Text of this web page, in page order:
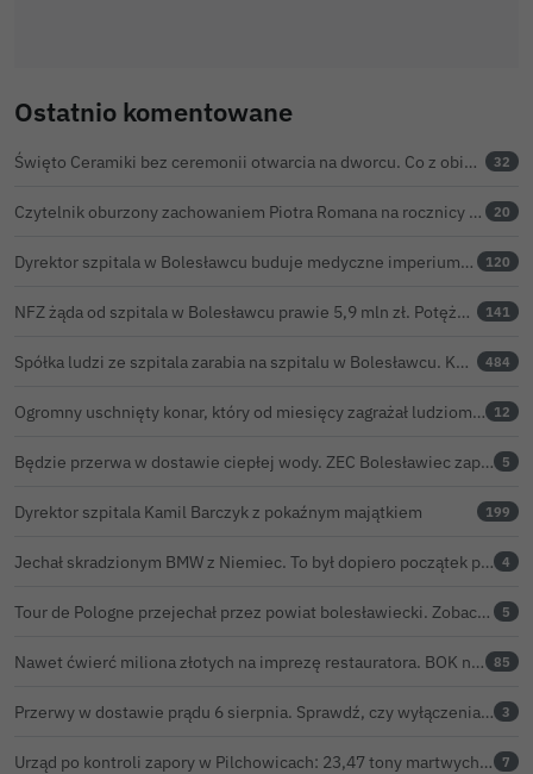
Ostatnio komentowane
Święto Ceramiki bez ceremonii otwarcia na dworcu. Co z obietnicą prezydenta Bolesławca? 32
Czytelnik oburzony zachowaniem Piotra Romana na rocznicy prezydentury Karola Nawrockiego. Obejrzeliśmy nagranie 20
Dyrektor szpitala w Bolesławcu buduje medyczne imperium. „Gazeta Wyborcza” opisuje jego działalność w całej Polsce 120
NFZ żąda od szpitala w Bolesławcu prawie 5,9 mln zł. Potężny cios po kontroli rozliczeń 141
Spółka ludzi ze szpitala zarabia na szpitalu w Bolesławcu. Kwoty pozostają tajne 484
Ogromny uschnięty konar, który od miesięcy zagrażał ludziom w Bolesławcu, wycięty 12
Będzie przerwa w dostawie ciepłej wody. ZEC Bolesławiec zapowiada prace remontowe 5
Dyrektor szpitala Kamil Barczyk z pokaźnym majątkiem 199
Jechał skradzionym BMW z Niemiec. To był dopiero początek problemów 33-latka 4
Tour de Pologne przejechał przez powiat bolesławiecki. Zobacz wideo z Zebrzydowej 5
Nawet ćwierć miliona złotych na imprezę restauratora. BOK nie chce ujawnić kosztów przed Świętem Ceramiki 85
Przerwy w dostawie prądu 6 sierpnia. Sprawdź, czy wyłączenia obejmą Twoją miejscowość 3
Urząd po kontroli zapory w Pilchowicach: 23,47 tony martwych ryb i zawiadomienie do prokuratury 7